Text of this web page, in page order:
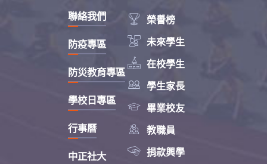
 榮譽榜
 未來學生
 在校學生
 學生家長
 畢業校友
 教職員
 捐款興學
聯絡我們
防疫專區
防災教育專區
學校日專區
行事曆
中正社大